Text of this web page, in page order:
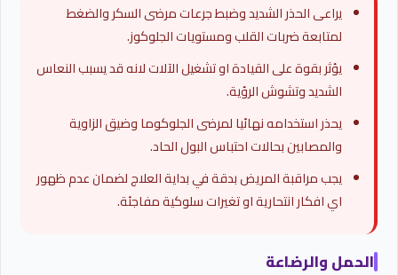
يراعى الحذر الشديد وضبط جرعات مرضى السكر والضغط
لمتابعة ضربات القلب ومستويات الجلوكوز.
يؤثر بقوة على القيادة او تشغيل الآلات لانه قد يسبب النعاس
الشديد وتشوش الرؤية.
يحذر استخدامه نهائيا لمرضى الجلوكوما وضيق الزاوية
والمصابين بحالات احتباس البول الحاد.
يجب مراقبة المريض بدقة في بداية العلاج لضمان عدم ظهور
اي افكار انتحارية او تغيرات سلوكية مفاجئة.
الحمل والرضاعة